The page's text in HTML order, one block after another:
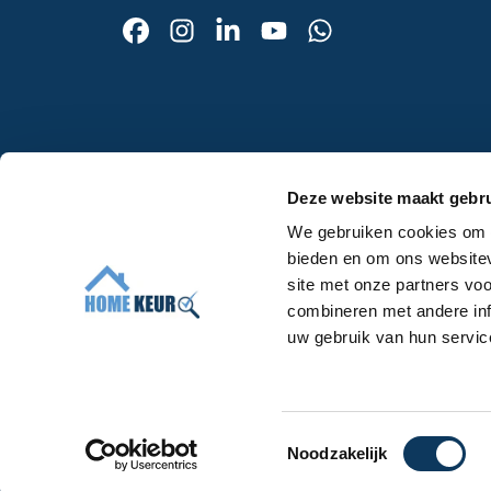
Deze website maakt
We gebruiken cookies
bieden en om ons
site met onze partners
combineren met andere
uw gebruik van hun
Noodzakelijk
Werken bij
Algemene voorwaarden
© 2026 Homekeur Privacy Algemene voorwaarden